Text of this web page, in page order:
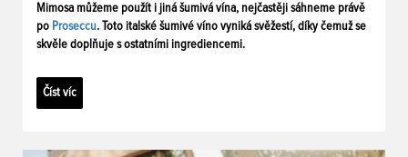
Mimosa můžeme použít i jiná šumivá vína, nejčastěji sáhneme právě
po Proseccu. Toto italské šumivé víno vyniká svěžestí, díky čemuž se
skvěle doplňuje s ostatními ingrediencemi.
Číst víc